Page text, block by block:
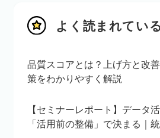
よく読まれてい
品質スコアとは？上げ方と改
策をわかりやすく解説
【セミナーレポート】データ
「活用前の整備」で決まる｜